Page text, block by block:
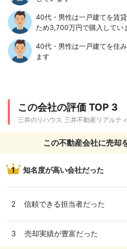
40代・男性は一戸建てを賃
ため3,700万円で購入してい
40代・男性は一戸建てを住
ます
この会社の評価 TOP 3
三井のリハウス 三井不動産リアルテ
この不動産会社に売却
1 知名度が高い会社だった
2 信頼できる担当者だった
3 売却実績が豊富だった